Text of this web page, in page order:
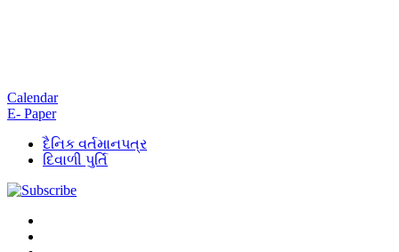
Calendar
E- Paper
દૈનિક વર્તમાનપત્ર
દિવાળી પુર્તિ